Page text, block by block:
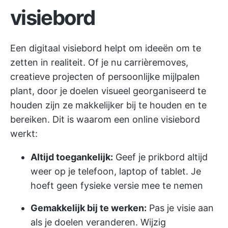
visiebord
Een digitaal visiebord helpt om ideeën om te
zetten in realiteit. Of je nu carrièremoves,
creatieve projecten of persoonlijke mijlpalen
plant, door je doelen visueel georganiseerd te
houden zijn ze makkelijker bij te houden en te
bereiken. Dit is waarom een online visiebord
werkt:
Altijd toegankelijk: Geef je prikbord altijd
weer op je telefoon, laptop of tablet. Je
hoeft geen fysieke versie mee te nemen
Gemakkelijk bij te werken: Pas je visie aan
als je doelen veranderen. Wijzig